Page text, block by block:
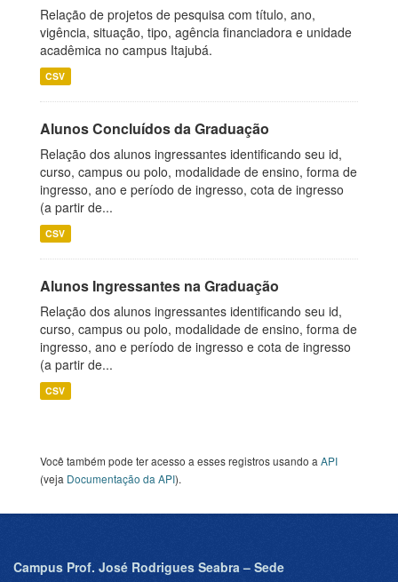
Relação de projetos de pesquisa com título, ano,
vigência, situação, tipo, agência financiadora e unidade
acadêmica no campus Itajubá.
CSV
Alunos Concluídos da Graduação
Relação dos alunos ingressantes identificando seu id,
curso, campus ou polo, modalidade de ensino, forma de
ingresso, ano e período de ingresso, cota de ingresso
(a partir de...
CSV
Alunos Ingressantes na Graduação
Relação dos alunos ingressantes identificando seu id,
curso, campus ou polo, modalidade de ensino, forma de
ingresso, ano e período de ingresso e cota de ingresso
(a partir de...
CSV
Você também pode ter acesso a esses registros usando a API
(veja Documentação da API).
Campus Prof. José Rodrigues Seabra – Sede